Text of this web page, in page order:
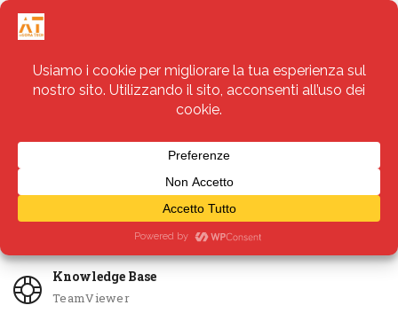
Servizi
Knowledge Base
TeamViewer